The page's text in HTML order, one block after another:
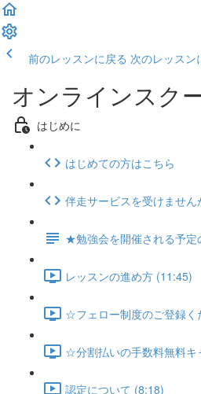
前のレッスンに戻る 次のレッスン
オンラインスク
はじめに
はじめての方はこちら
伴走サービスを受けません
★勉強会を開催される予定
レッスンの進め方 (11:45)
☆フェロー制度のご登録く
☆分割払いの手数料無料キ
認定について (8:18)